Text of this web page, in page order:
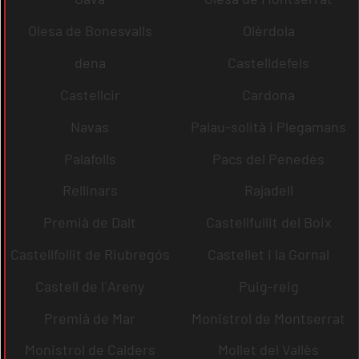
Olesa de Bonesvalls
Olèrdola
dena
Castelldefels
Castellcir
Cardona
Navas
Palau-solità i Plegamans
Palafolls
Pacs del Penedès
Rellinars
Rajadell
Premià de Dalt
Castellfullit del Boix
Castellfollit de Riubregós
Castellet i la Gornal
Castell de l´Areny
Puig-reig
Premià de Mar
Monistrol de Montserrat
Monistrol de Calders
Mollet del Vallès